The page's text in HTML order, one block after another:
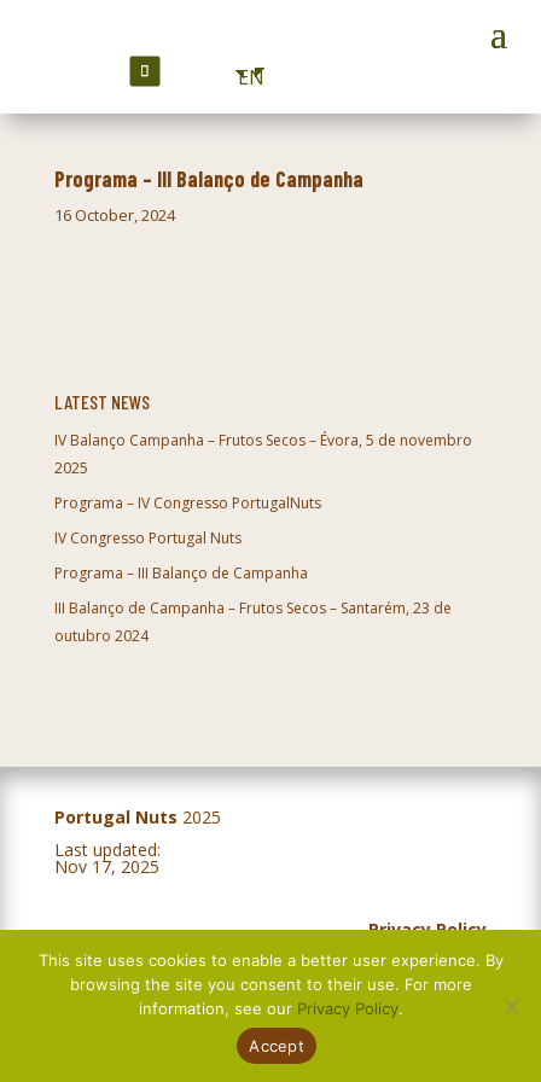
EN
Programa – III Balanço de Campanha
16 October, 2024
LATEST NEWS
IV Balanço Campanha – Frutos Secos – Évora, 5 de novembro
2025
Programa – IV Congresso PortugalNuts
IV Congresso Portugal Nuts
Programa – III Balanço de Campanha
III Balanço de Campanha – Frutos Secos – Santarém, 23 de
outubro 2024
Portugal Nuts 2025
Last updated:
Nov 17, 2025
Privacy Policy
Complaints book
This site uses cookies to enable a better user experience. By
browsing the site you consent to their use. For more
information, see our Privacy Policy.
Accept